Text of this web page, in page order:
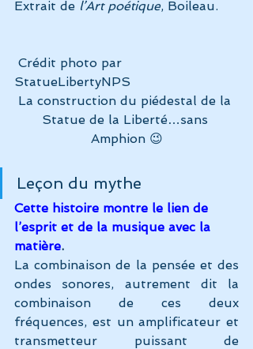
Extrait de l’Art poétique, Boileau.
StatueLibertyNPS
La construction du piédestal de la
Statue de la Liberté…sans
Amphion 😉
Leçon du mythe
Cette histoire montre le lien de
l’esprit et de la musique avec la
matière.
La combinaison de la pensée et des
ondes sonores, autrement dit la
combinaison de ces deux
fréquences, est un amplificateur et
transmetteur puissant de